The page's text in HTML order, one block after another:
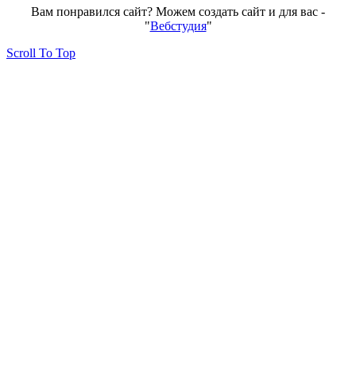
Вам понравился сайт? Можем создать сайт и для вас -
"Вебстудия"
Scroll To Top